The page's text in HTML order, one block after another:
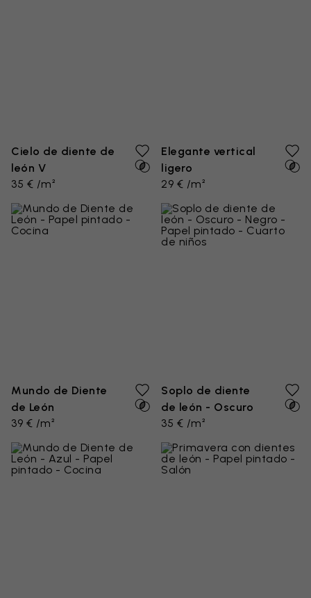
Cielo de diente de
león V
35 € /m²
Elegante vertical
ligero
29 € /m²
Mundo de Diente
de León
39 € /m²
Soplo de diente
de león - Oscuro
35 € /m²